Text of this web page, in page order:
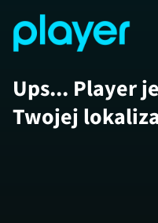
Ups... Player
Twojej